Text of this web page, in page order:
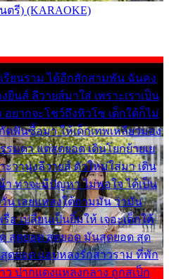
ตรี) (KARAOKE)
รียนราม ได้อีกสักสามพัน ฉันคง
ยีนส์ ลีวายส์มาใส่ เพราะเราเป็น
อยากจะโชว์ถึงหิวโซ เด็กใต้ก็ไม่
ฟันซื้อมา ให้เด็กเทพเหลียวมอง
รมดา แต่สุดยอด เดินโยกย้ายเย
ะว่านุ่งลีวายส์ ตัวใหม่ใส่มา เดิน
า ท่าจะมีปัญหา ไม่พอใจ ได้เป็น
น เลยแหลงใต้ถามมัน ว่ามัน
เปลี่ยนเป็นยิ้มให้ เจอะเด็กใต้
สุดยอด สุดยอด มันสุดยอด สุด
ดยอด แอบหลงรักสาวราม ที่พัก
ว ปากแดงแหลงกลาง ถูกสเป็ก